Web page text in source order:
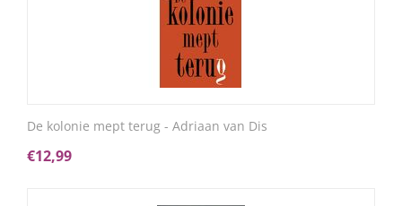
De kolonie mept terug - Adriaan van Dis
€12,99